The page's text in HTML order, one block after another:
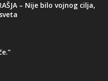
– Nije bilo vojnog cilja,